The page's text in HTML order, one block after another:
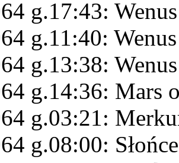
g.17:43:
g.11:40:
g.13:38:
g.14:36: Mars
g.03:21:
g.08:00: